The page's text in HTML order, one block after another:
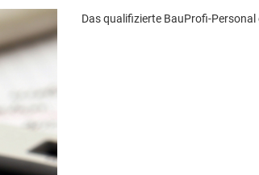
Das qualifizierte BauProfi-